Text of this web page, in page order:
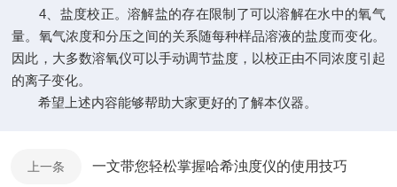
4、盐度校正。溶解盐的存在限制了可以溶解在水中的氧气
量。氧气浓度和分压之间的关系随每种样品溶液的盐度而变化。
因此，大多数溶氧仪可以手动调节盐度，以校正由不同浓度引起
的离子变化。
希望上述内容能够帮助大家更好的了解本仪器。
上一条 一文带您轻松掌握哈希浊度仪的使用技巧